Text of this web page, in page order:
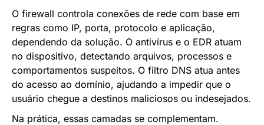
O firewall controla conexões de rede com base em
regras como IP, porta, protocolo e aplicação,
dependendo da solução. O antivírus e o EDR atuam
no dispositivo, detectando arquivos, processos e
comportamentos suspeitos. O filtro DNS atua antes
do acesso ao domínio, ajudando a impedir que o
usuário chegue a destinos maliciosos ou indesejados.
Na prática, essas camadas se complementam.